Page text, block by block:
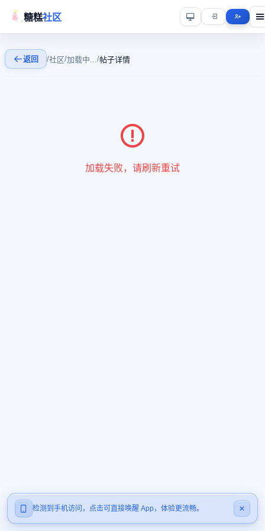
糖糕社区
检测到手机访问，点击可直接唤醒 App，体验更流畅。
返回 /社区/加载中.../帖子详情
加载失败，请刷新重试